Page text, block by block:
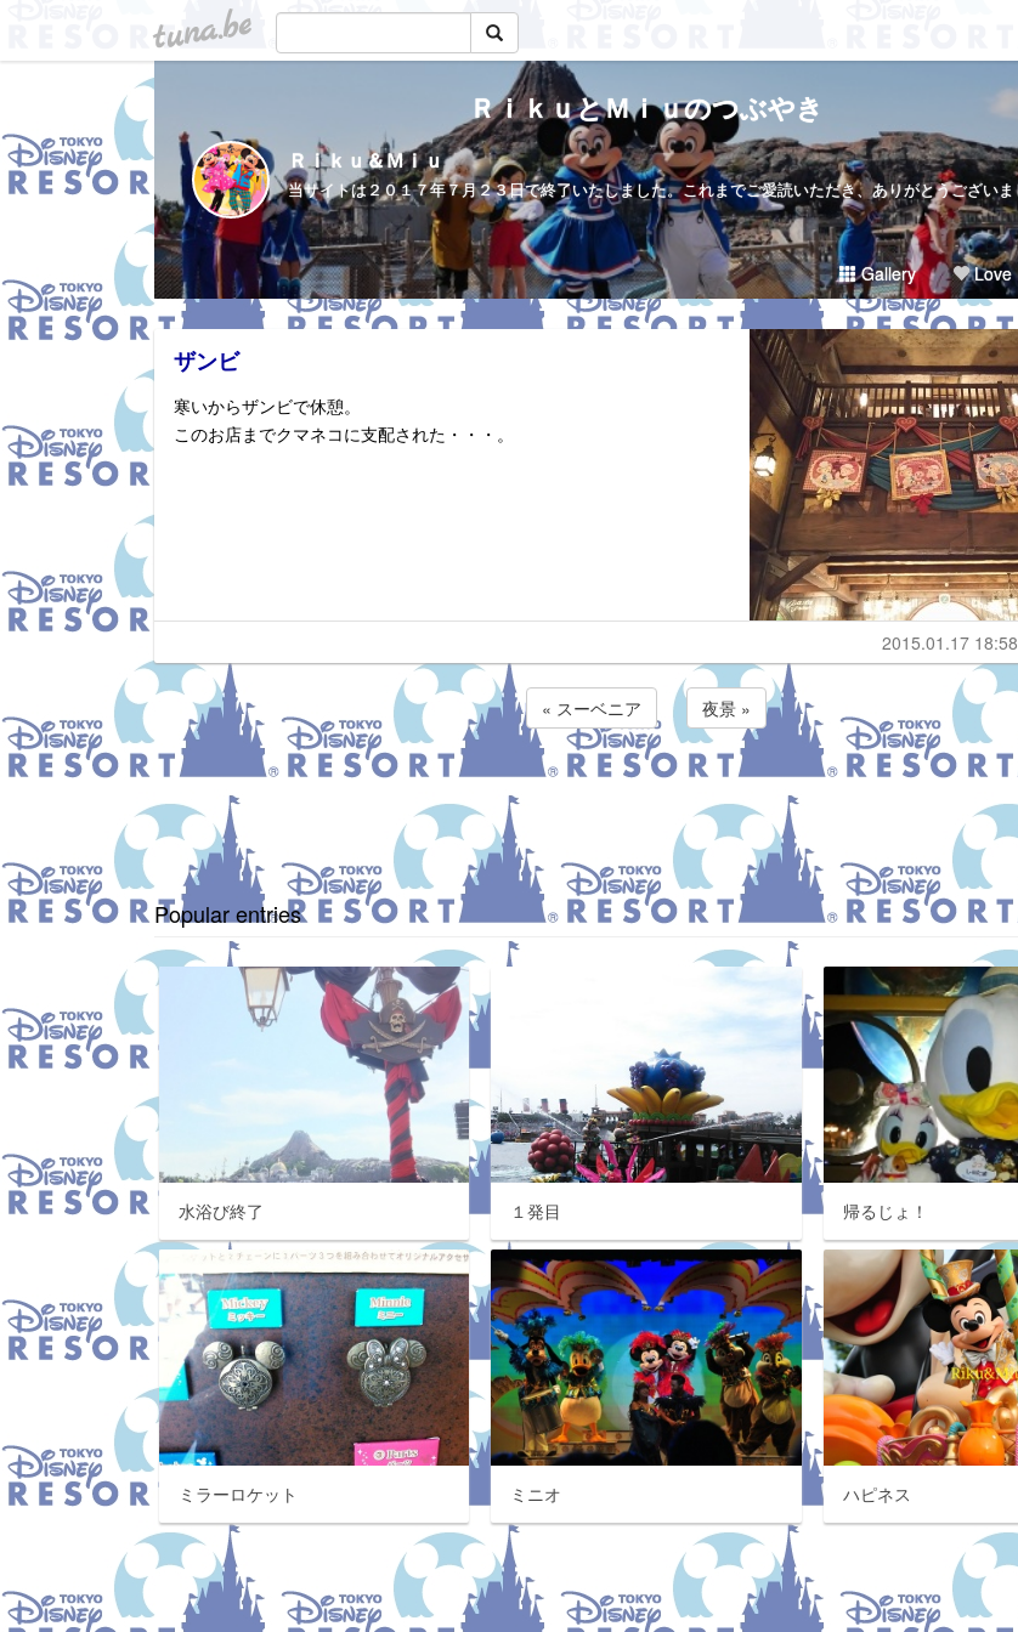
tuna.be
ＲｉｋｕとＭｉｕのつぶやき
Ｒｉｋｕ＆Ｍｉｕ
Gallery Love
ザンビ
寒いからザンビで休憩。
このお店までクマネコに支配された・・・。
2015.01.17 18:58
« スーベニア 夜景 »
Popular entries
水浴び終了 １発目 帰るじょ！
ミラーロケット ミニオ ハピネス